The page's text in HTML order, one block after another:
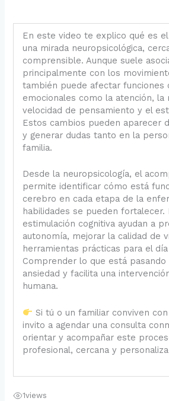
y
V
i
d
o
En este video te explico qué es
una mirada neuropsicológica,
comprensible. Aunque suele
principalmente con los
también puede afectar funciones
emocionales como la atención, la
velocidad de pensamiento y el
Estos cambios pueden aparecer
y generar dudas tanto en la
familia.
Desde la neuropsicología, el
permite identificar cómo está
cerebro en cada etapa de la
habilidades se pueden fortalecer.
estimulación cognitiva ayudan a
autonomía, mejorar la calidad de
herramientas prácticas para el
Comprender lo que está pasando
ansiedad y facilita una
humana.
Si tú o un familiar conviven
invito a agendar una consulta
orientar y acompañar este
profesional, cercana y
1views